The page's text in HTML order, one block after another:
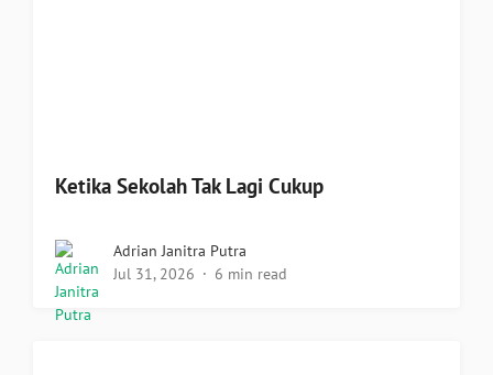
Ketika Sekolah Tak Lagi Cukup
Adrian Janitra Putra
Jul 31, 2026
6 min read